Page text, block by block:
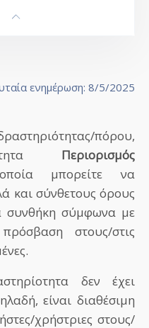
ενημέρωση: 8/5/2025
πόρου,
Περιορισμός
μπορείτε να
και σύνθετους όρους
συνθήκη σύμφωνα με
στους/στις
δεν έχει
είναι διαθέσιμη
χρήστριες στους/